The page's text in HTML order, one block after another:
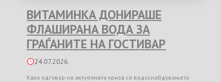
ВИТАМИНКА ДОНИРАШЕ
ФЛАШИРАНА ВОДА ЗА
ГРАЃАНИТЕ НА ГОСТИВАР
24.07.2026
Како одговор на актуелната криза со водоснабдувањето